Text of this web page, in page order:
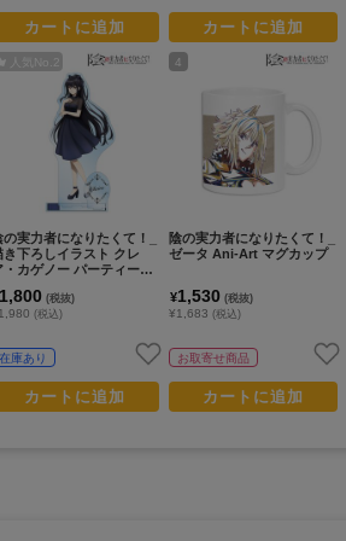
カートに追加
人気No.
の実力者になりたくて！_
き下ろしイラスト クレ
・カゲノー パーティード
アクリルスタンド
1,800 (税抜)
(税込)
在庫あり
カートに追加
カートに追加
4
陰の実力者になりたくて！_
ゼータ Ani-Art マグカップ
¥1,530 (税抜)
¥1,683(税込)
お取寄せ商品
カートに追加